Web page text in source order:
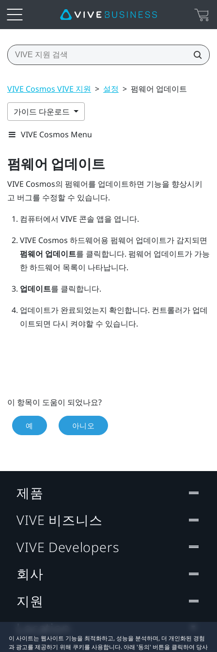
VIVE Cosmos VIVE 지원 > 설정 > 펌웨어 업데이트
가이드 다운로드
VIVE Cosmos Menu
펌웨어 업데이트
VIVE Cosmos의 펌웨어를 업데이트하면 기능을 향상시키
고 버그를 수정할 수 있습니다.
컴퓨터에서 VIVE 콘솔 앱을 엽니다.
VIVE Cosmos 하드웨어용 펌웨어 업데이트가 감지되면
펌웨어 업데이트를 클릭합니다. 펌웨어 업데이트가 가능
한 하드웨어 목록이 나타납니다.
업데이트를 클릭합니다.
업데이트가 완료되었는지 확인합니다. 컨트롤러가 업데
이트되면 다시 켜야할 수 있습니다.
이 항목이 도움이 되었나요?
예 아니오
이 사이트는 웹사이트 기능을 최적화하고, 성능을 분석하며, 더 개인화된 경험
과 광고를 제공하기 위해 쿠키를 사용합니다. 아래 '동의' 버튼을 클릭하여 당사
제품
VIVE 비즈니스
VIVE Developers
회사
지원
Location